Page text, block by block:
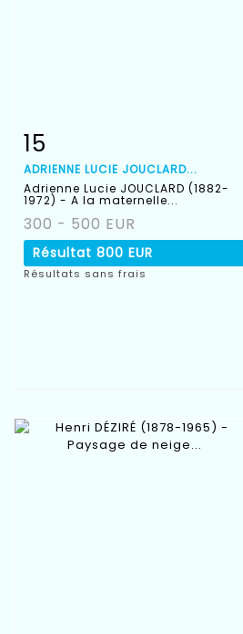
Fiche détaillée
15
ADRIENNE LUCIE JOUCLARD...
Adrienne Lucie JOUCLARD (1882-
1972) - A la maternelle...
300 - 500 EUR
Résultat 800 EUR
Résultats sans frais